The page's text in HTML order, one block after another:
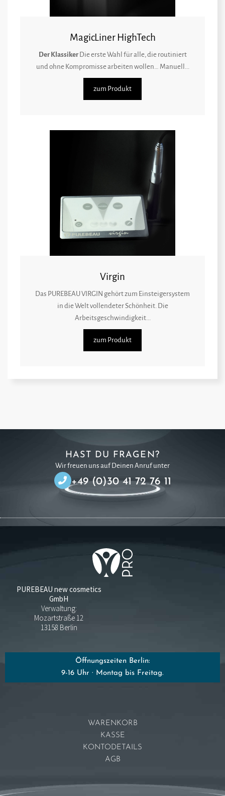
MagicLiner HighTech
Der KlassikerDie erste Wahl für alle, die routiniert
und ohne Kompromisse arbeiten wollen… Manuell...
zum Produkt
Virgin
Das PUREBEAU VIRGIN gehört zum Einsteigersystem
in die Welt vollendeter Schönheit. Die
Arbeitsgeschwindigkeit...
zum Produkt
HAST DU FRAGEN?
Wir freuen uns auf Deinen Anruf unter
+49 (0)30 41 72 76 11
PUREBEAU new cosmetics
GmbH
Verwaltung:
Mozartstraße 12
13158 Berlin
Öffnungszeiten Berlin:
9-16 Uhr · Montag bis Freitag.
WARENKORB
KASSE
KONTODETAILS
AGB